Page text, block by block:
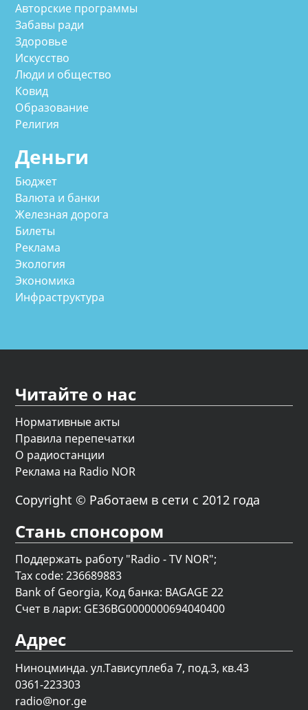
Авторские программы
Забавы ради
Здоровье
Искусство
Люди и общество
Ковид
Образование
Религия
Деньги
Бюджет
Валюта и банки
Железная дорога
Билеты
Реклама
Экология
Экономика
Инфраструктура
Читайте о нас
Нормативные акты
Правила перепечатки
О радиостанции
Реклама на Radio NOR
Copyright © Работаем в сети с 2012 года
Стань спонсором
Поддержать работу "Radio - TV NOR";
Tax code: 236689883
Bank of Georgia, Код банка: BAGAGE 22
Счет в лари: GE36BG0000000694040400
Адрес
Ниноцминда. ул.Тависуплеба 7, под.3, кв.43
0361-223303
radio@nor.ge